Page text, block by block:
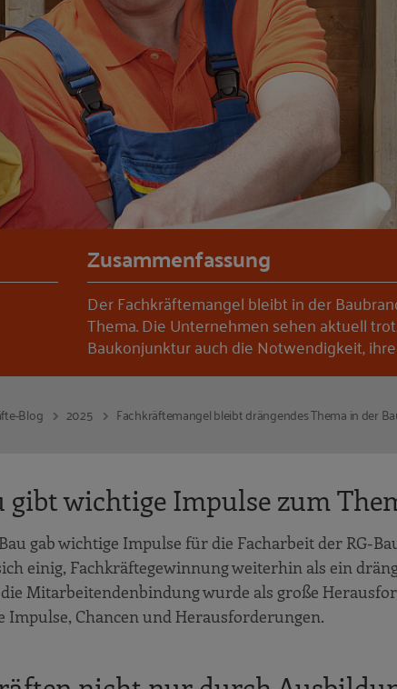
Zusammenfassung
Der Fachkräftemangel bleibt in der
Thema. Die Unternehmen sehen aktuell
Baukonjunktur auch die Notwendigkeit,
Blog 2025 Fachkräftemangel bleibt drängendes Thema in der
gibt wichtige Impulse zum
gab wichtige Impulse für die Facharbeit der RG-
einig, Fachkräftegewinnung weiterhin als ein
die Mitarbeitendenbindung wurde als große
Impulse, Chancen und Herausforderungen.